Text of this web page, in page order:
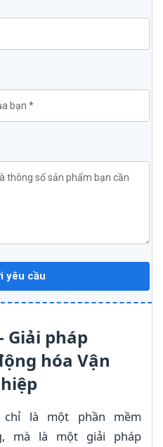
yêu cầu
Giải pháp
hóa Vận
chỉ là một phần mềm
mà là một giải pháp